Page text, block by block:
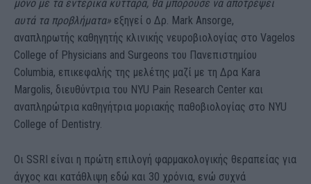
μόνο με τα εντερικά κύτταρα, θα μπορούσε να αποτρέψει
αυτά τα προβλήματα» εξηγεί ο Δρ. Mark Ansorge,
αναπληρωτής καθηγητής κλινικής νευροβιολογίας στο Vagelos
College of Physicians and Surgeons του Πανεπιστημίου
Columbia, επικεφαλής της μελέτης μαζί με τη Δρα Kara
Margolis, διευθύντρια του NYU Pain Research Center και
αναπληρώτρια καθηγήτρια μοριακής παθοβιολογίας στο NYU
College of Dentistry.
Οι SSRI είναι η πρώτη επιλογή φαρμακολογικής θεραπείας για
άγχος και κατάθλιψη εδώ και 30 χρόνια, ενώ συχνά